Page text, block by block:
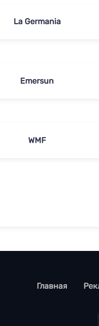
La Germania
Emersun
WMF
footer
Главная